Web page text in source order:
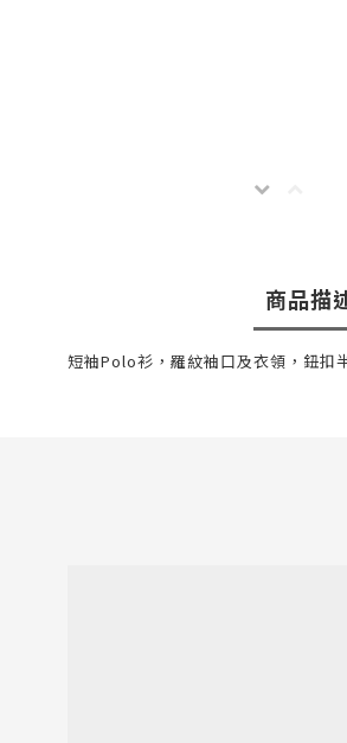
商品描
短袖Polo衫，羅紋袖口及衣領，鈕扣